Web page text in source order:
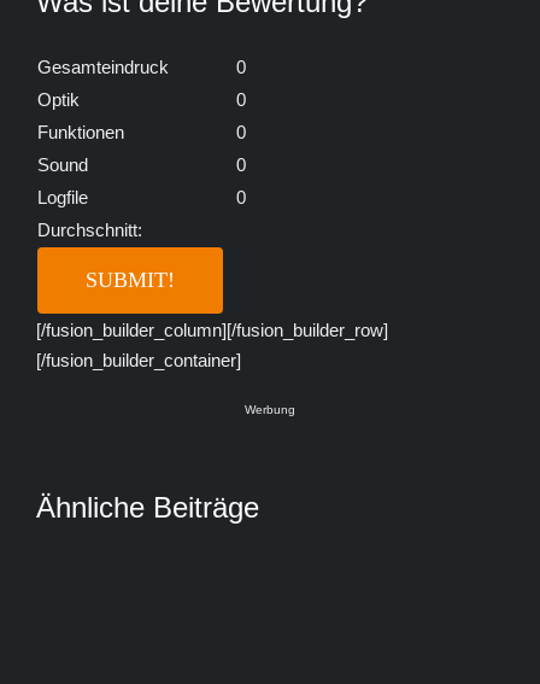
Gesamteindruck
0
Optik
0
Funktionen
0
Sound
0
Logfile
0
Durchschnitt:
[/fusion_builder_column][/fusion_builder_row]
[/fusion_builder_container]
Werbung
Ähnliche Beiträge